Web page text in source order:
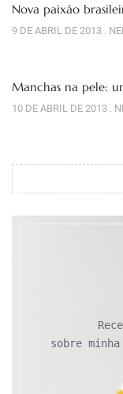
Nova paixão
9 DE ABRIL DE 2013
Manchas na pele:
10 DE ABRIL DE 2013
sobre